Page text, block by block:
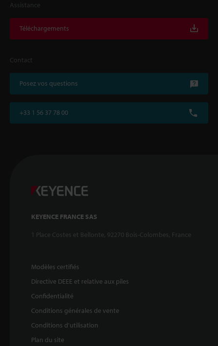
Assistance
Téléchargements
Contact
Posez vos questions
+33 1 56 37 78 00
KEYENCE FRANCE SAS
1 Place Costes et Bellonte, 92270 Bois-Colombes, France
Modèles certifiés
Directive DEEE et relative aux piles
Confidentialité
Conditions générales de vente
Conditions d'utilisation
Plan du site